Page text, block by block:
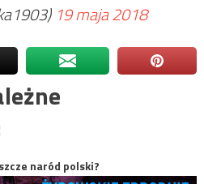
19 maja 2018
naród polski?